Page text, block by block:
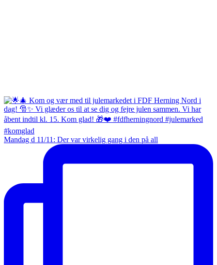
Mandag d 11/11: Der var virkelig gang i den på all